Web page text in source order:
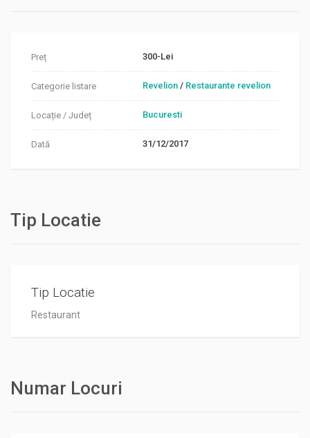
Preț 300-Lei
Categorie listare Revelion / Restaurante revelion
Locație / Județ Bucuresti
Dată 31/12/2017
Tip Locatie
Tip Locatie
Restaurant
Numar Locuri